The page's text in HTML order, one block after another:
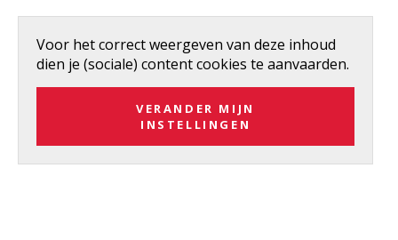
Voor het correct weergeven van deze inhoud
dien je (sociale) content cookies te aanvaarden.
VERANDER MIJN
INSTELLINGEN